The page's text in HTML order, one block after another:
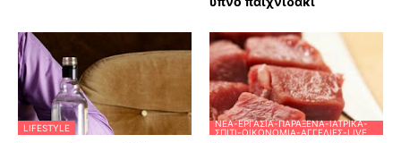
LIFESTYLE
ΝΈΑ-ΕΡΓΑΣΊΑ-ΠΑΡΆΞΕΝΑ-ΙΑΤΡΙΚΆ-
ΣΠΊΤΙ-ΟΙΚΟΝΟΜΊΑ-ΑΓΓΕΛΊΕΣ-LIVE